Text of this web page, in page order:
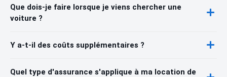
Que dois-je faire lorsque je viens chercher une
voiture ?
Y a-t-il des coûts supplémentaires ?
Quel type d'assurance s'applique à ma location de